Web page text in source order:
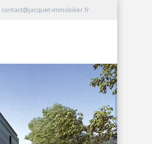
contact@jacquet-immobilier.fr